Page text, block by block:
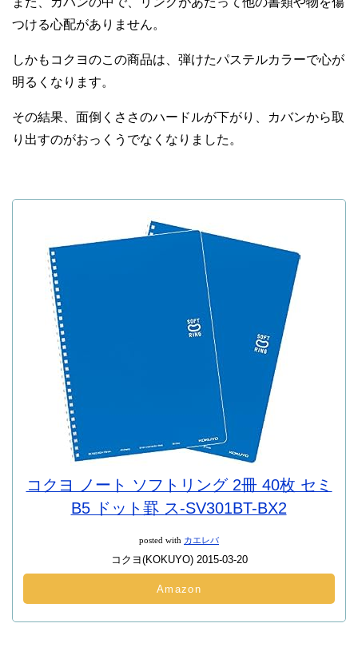
つける心配がありません。
しかもコクヨのこの商品は、弾けたパステルカラーで心が
明るくなります。
その結果、面倒くささのハードルが下がり、カバンから取
り出すのがおっくうでなくなりました。
コクヨ ノート ソフトリング 2冊 40枚 セミ
B5 ドット罫 ス-SV301BT-BX2
posted with カエレバ
コクヨ(KOKUYO) 2015-03-20
Amazon